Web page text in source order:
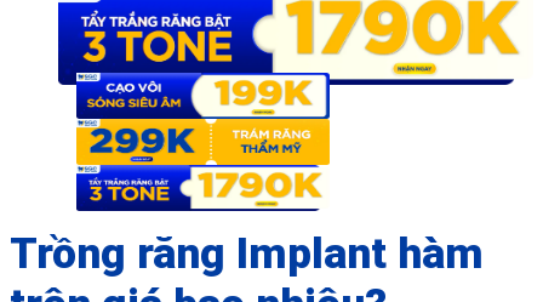
Trồng răng Implant hàm